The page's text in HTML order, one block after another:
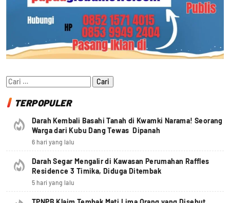
Cari
untuk:
TERPOPULER
Darah Kembali Basahi Tanah di Kwamki Narama! Seorang
Warga dari Kubu Dang Tewas Dipanah
6 hari yang lalu
Darah Segar Mengalir di Kawasan Perumahan Raffles
Residence 3 Timika, Diduga Ditembak
5 hari yang lalu